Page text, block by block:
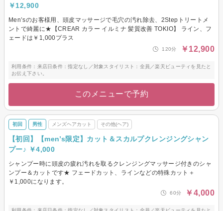
￥12,900
Men’sのお客様用、頭皮マッサージで毛穴の汚れ除去、2Stepトリートメ
ントで綺麗に★【CREAR カラー イルミナ 髪質改善 TOKIO】 ライン、フ
ェードは￥1,000プラス
120分 ￥12,900
利用条件：来店日条件：指定なし／対象スタイリスト：全員／楽天ビューティを見たと
お伝え下さい。
このメニューで予約
初回 男性 メンズヘアカット その他(ヘア)
【初回】【men’s限定】カット＆スカルプクレンジングシャン
プー♪ ￥4,000
シャンプー時に頭皮の疲れ汚れを取るクレンジングマッサージ付きのシャ
ンプー＆カットです★ フェードカット、ラインなどの特殊カット＋
￥1,000になります。
60分 ￥4,000